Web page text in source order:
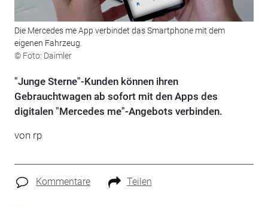
Die Mercedes me App verbindet das Smartphone mit dem
eigenen Fahrzeug.
© Foto: Daimler
"Junge Sterne"-Kunden können ihren
Gebrauchtwagen ab sofort mit den Apps des
digitalen "Mercedes me"-Angebots verbinden.
von rp
Kommentare Teilen